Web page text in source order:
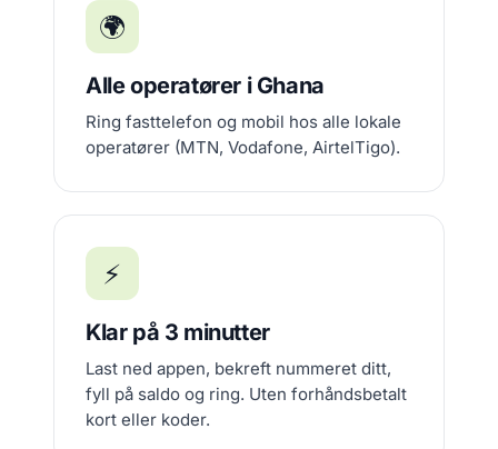
🌍
Alle operatører i Ghana
Ring fasttelefon og mobil hos alle lokale
operatører (MTN, Vodafone, AirtelTigo).
⚡
Klar på 3 minutter
Last ned appen, bekreft nummeret ditt,
fyll på saldo og ring. Uten forhåndsbetalt
kort eller koder.